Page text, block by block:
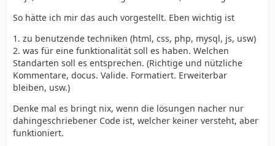
So hätte ich mir das auch vorgestellt. Eben wichtig ist
1. zu benutzende techniken (html, css, php, mysql, js, usw)
2. was für eine funktionalität soll es haben. Welchen
Standarten soll es entsprechen. (Richtige und nützliche
Kommentare, docus. Valide. Formatiert. Erweiterbar
bleiben, usw.)
Denke mal es bringt nix, wenn die lösungen nacher nur
dahingeschriebener Code ist, welcher keiner versteht, aber
funktioniert.